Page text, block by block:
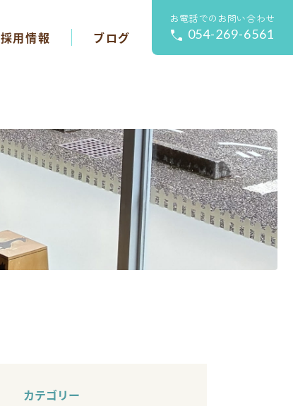
採用情報 ブログ
お電話でのお問い合わせ
054-269-6561
カテゴリー